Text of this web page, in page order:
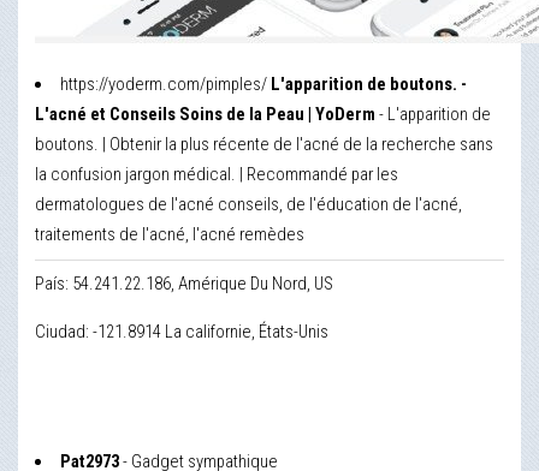
https://yoderm.com/pimples/ L'apparition de boutons. -
L'acné et Conseils Soins de la Peau | YoDerm - L'apparition de
boutons. | Obtenir la plus récente de l'acné de la recherche sans
la confusion jargon médical. | Recommandé par les
dermatologues de l'acné conseils, de l'éducation de l'acné,
traitements de l'acné, l'acné remèdes
País: 54.241.22.186, Amérique Du Nord, US
Ciudad: -121.8914 La californie, États-Unis
Pat2973- Gadget sympathique